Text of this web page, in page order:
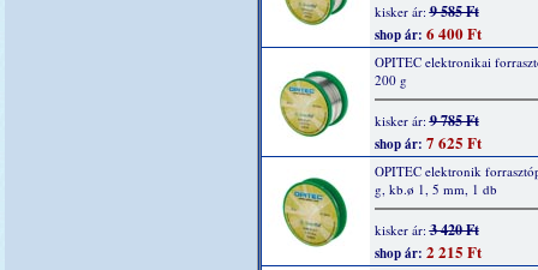
kisker ár:9 585 Ft
shop ár: 6 400 Ft
OPITEC elektronikai
200 g
kisker ár:9 785 Ft
shop ár: 7 625 Ft
OPITEC elektronik
g, kb.ø 1, 5 mm, 1 db
kisker ár:3 420 Ft
shop ár: 2 215 Ft